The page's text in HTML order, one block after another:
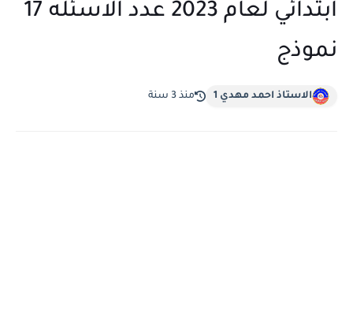
ابتدائي لعام 2023 عدد الاسئله 17
نموذج
الاستاذ احمد مهدي 1 منذ 3 سنة